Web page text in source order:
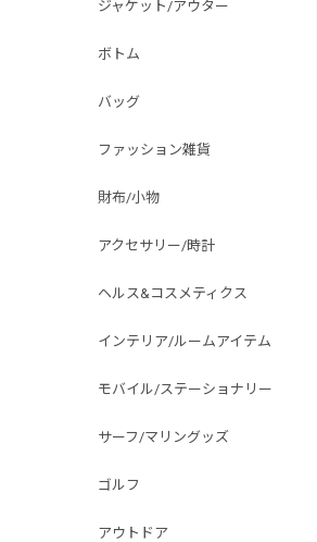
ジャケット/アウター
ボトム
バッグ
ファッション雑貨
財布/小物
アクセサリー/時計
ヘルス&コスメティクス
インテリア/ルームアイテム
モバイル/ステーショナリー
サーフ/マリングッズ
ゴルフ
アウトドア
別注限定 10oz 裏パイル プリントプルオーバーパ